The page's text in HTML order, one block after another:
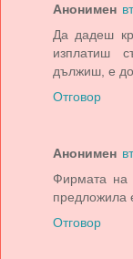
Анонимен
Да дадеш
изплатиш
дължиш, е
Отговор
Анонимен
Фирмата на
предложила
Отговор